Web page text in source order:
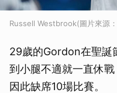
Russell Westbrook(圖片來源
29歲的Gordon在聖誕
到小腿不適就一直休
因此缺席10場比賽。